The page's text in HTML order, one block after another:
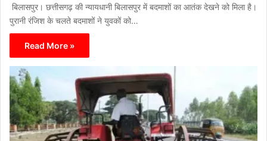
बिलासपुर। छत्तीसगढ़ की न्यायधानी बिलासपुर में बदमाशों का आतंक देखने को मिला है।
पुरानी रंजिश के चलते बदमाशों ने युवकों को…
Read More »